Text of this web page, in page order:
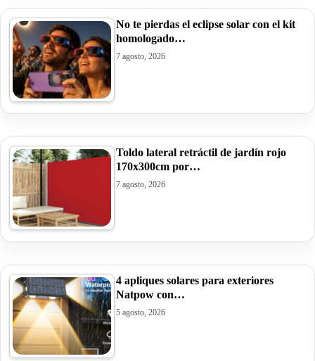
No te pierdas el eclipse solar con el kit
homologado…
7 agosto, 2026
Toldo lateral retráctil de jardín rojo
170x300cm por…
7 agosto, 2026
4 apliques solares para exteriores
Natpow con…
5 agosto, 2026